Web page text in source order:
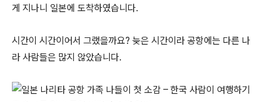
게 지나니 일본에 도착하였습니다.
시간이 시간이어서 그랬을까요? 늦은 시간이라 공항에는 다른 나
라 사람들은 많지 않았습니다.